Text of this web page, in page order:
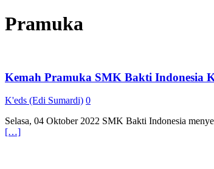
Pramuka
Kemah Pramuka SMK Bakti Indonesia
K'eds (Edi Sumardi) 0
Selasa, 04 Oktober 2022 SMK Bakti Indonesia
[…]